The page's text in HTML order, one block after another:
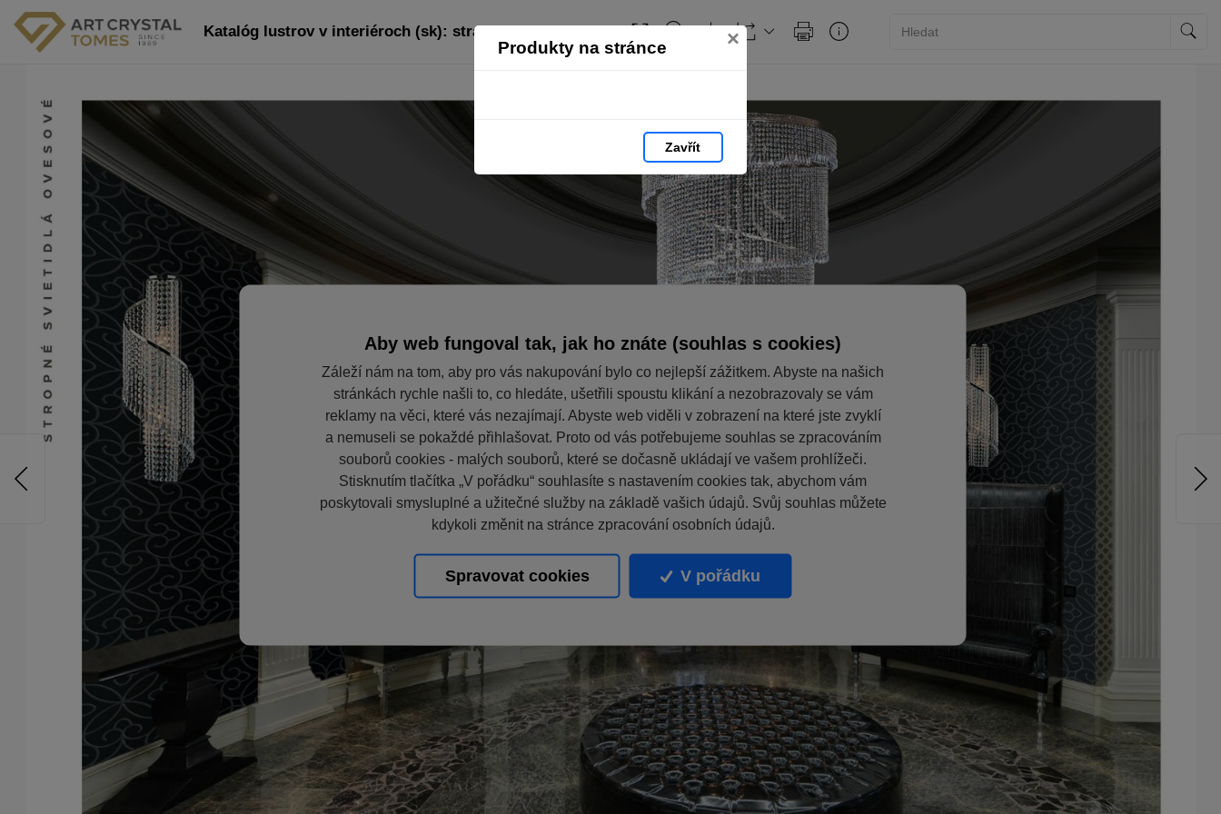
Produkty na stránce ×
Zavřít
Katalóg lustrov v interiéroch (sk): strana 70
Aby web fungoval tak, jak ho znáte (souhlas s cookies)
Záleží nám na tom, aby pro vás nakupování bylo co nejlepší zážitkem. Abyste na našich
stránkách rychle našli to, co hledáte, ušetřili spoustu klikání a nezobrazovaly se vám
reklamy na věci, které vás nezajímají. Abyste web viděli v zobrazení na které jste zvyklí
a nemuseli se pokaždé přihlašovat. Proto od vás potřebujeme souhlas se zpracováním
souborů cookies - malých souborů, které se dočasně ukládají ve vašem prohlížeči.
Stisknutím tlačítka „V pořádku“ souhlasíte s nastavením cookies tak, abychom vám
poskytovali smysluplné a užitečné služby na základě vašich údajů. Svůj souhlas můžete
kdykoli změnit na stránce zpracování osobních údajů.
Spravovat cookies V pořádku